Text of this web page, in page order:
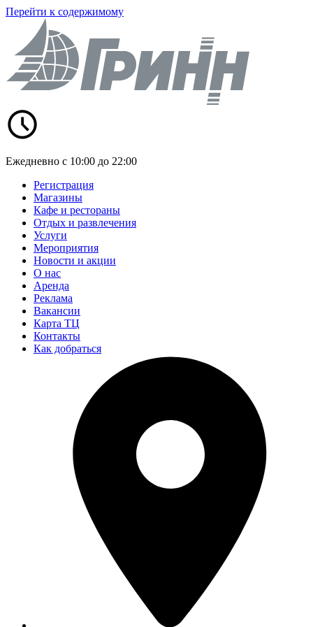
Перейти к содержимому
Ежедневно с 10:00 до 22:00
Регистрация
Магазины
Кафе и рестораны
Отдых и развлечения
Услуги
Мероприятия
Новости и акции
О нас
Аренда
Реклама
Вакансии
Карта ТЦ
Контакты
Как добраться